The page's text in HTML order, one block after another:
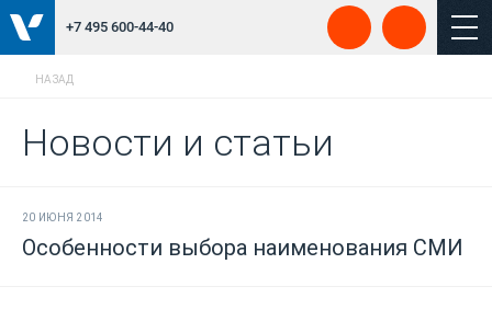
+7 495 600-44-40
НАЗАД
Новости и статьи
20 ИЮНЯ 2014
Особенности выбора наименования СМИ